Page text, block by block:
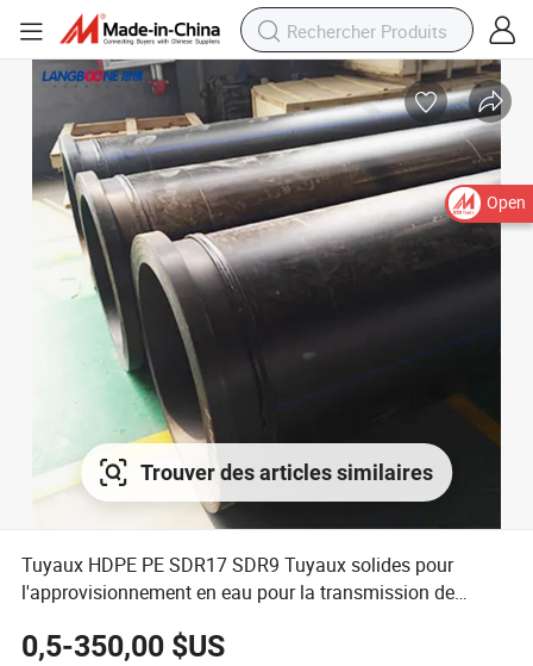
Open
Trouver des articles similaires
Tuyaux HDPE PE SDR17 SDR9 Tuyaux solides pour
l'approvisionnement en eau pour la transmission de
0,5-350,00 $US